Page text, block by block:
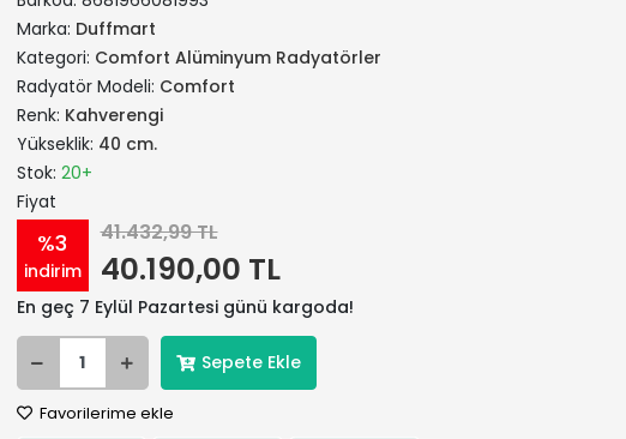
Marka: Duffmart
Kategori: Comfort Alüminyum Radyatörler
Radyatör Modeli: Comfort
Renk: Kahverengi
Yükseklik: 40 cm.
Stok: 20+
Fiyat
%3
indirim
41.432,99 TL
40.190,00 TL
En geç 7 Eylül Pazartesi günü kargoda!
Sepete Ekle
Favorilerime ekle